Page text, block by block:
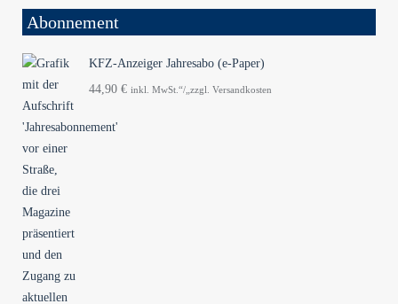
Abonnement
KFZ-Anzeiger Jahresabo (e-Paper)
44,90 € inkl. MwSt.“/„zzgl. Versandkosten